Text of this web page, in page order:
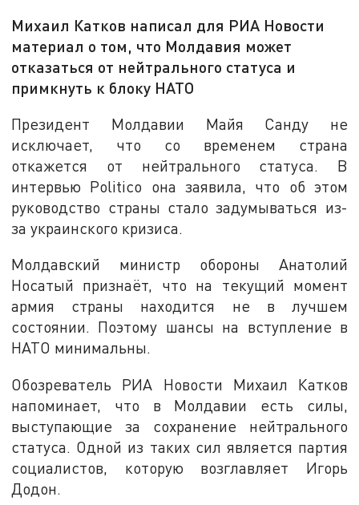
Михаил Катков написал для РИА Новости
материал о том, что Молдавия может
отказаться от нейтрального статуса и
примкнуть к блоку НАТО
Президент Молдавии Майя Санду не
исключает, что со временем страна
откажется от нейтрального статуса. В
интервью Politico она заявила, что об этом
руководство страны стало задумываться из-
за украинского кризиса.
Молдавский министр обороны Анатолий
Носатый признаёт, что на текущий момент
армия страны находится не в лучшем
состоянии. Поэтому шансы на вступление в
НАТО минимальны.
Обозреватель РИА Новости Михаил Катков
напоминает, что в Молдавии есть силы,
выступающие за сохранение нейтрального
статуса. Одной из таких сил является партия
социалистов, которую возглавляет Игорь
Додон.